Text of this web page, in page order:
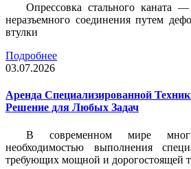
Опрессовка стального каната
неразъемного соединения путем
втулки
Подробнее
03.07.2026
Аренда Специализированной
Решение для Любых Задач
В современном мире
необходимостью выполнения
требующих мощной и дорогостоящей